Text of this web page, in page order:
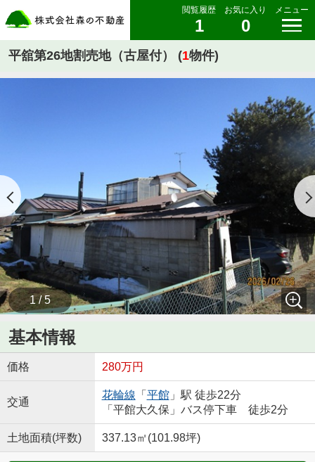
閲覧履歴
1
お気に入り
0
メニュー
平舘第26地割売地（古屋付） (1物件)
1 / 5
基本情報
価格 280万円
交通
花輪線 「 平館」駅 徒歩22分
「平館大久保」バス停下車 徒歩2分
土地面積(坪数) 337.13㎡(101.98坪)